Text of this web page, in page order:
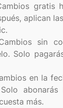
gratis
aplican
sin
Solo
en la
más.